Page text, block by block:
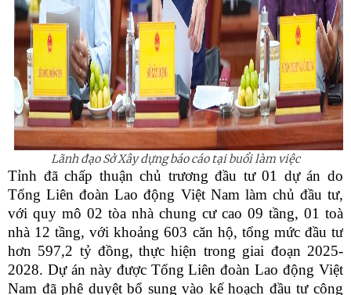
Lãnh đạo Sở Xây dựng báo cáo tại buổi làm việc
Tỉnh đã chấp thuận chủ trương đầu tư 01 dự án do
Tổng Liên đoàn Lao động Việt Nam làm chủ đầu tư,
với quy mô 02 tòa nhà chung cư cao 09 tầng, 01 toà
nhà 12 tầng, với khoảng 603 căn hộ, tổng mức đầu tư
hơn 597,2 tỷ đồng, thực hiện trong giai đoạn 2025-
2028. Dự án này được Tổng Liên đoàn Lao động Việt
Nam đã phê duyệt bổ sung vào kế hoạch đầu tư công